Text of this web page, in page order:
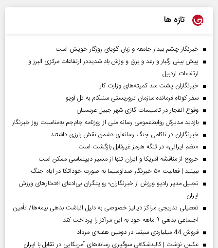
تازه ها
خبرنگار چشم بیدار جامعه و زبان گویای روزگار خویش است
پیش بینی رگبار و رعد و برق و وزش باد شدیددر ارتفاعات مرکزی البرز و
ارتفاعات اردبیل
خبرنگاران پشت سد کمیته‌های وزارت کار
سفر کوتاه فرمانده سازمان تروریستی سنتکام به تل آویو
وقوع انفجار در تاسیسات گازی شهر جبیل عربستان
بازدید مدیرکل روابط‌عمومی رسانه ملی از روزنامه جام‌جم به‌مناسبت روز خبرنگار
خبرنگاران در ناکامی جنگ رسانه‌ای دشمن نقش بارزی داشتند
«نظم ایرانی» در تنگه هرمز غیرقابل بازگشت است
خروج از مناقشه آمریکا و ایران تنها از مسیر دیپلماسی ممکن است
ببینید | فعالیت ۵۰ خبرنگار صداوسیما به صورت خوداتکا در ایام جنگ
تجلیل مدیر رادیو ورزش از خبرنگاران؛ روایتگران بی‌ادعای افتخارهای ورزش
ایران
تعطیلی تدریجی مراکز دیالیز خصوصی به دلیل انباشت بدهی بیمه‌ها/ تأمین
اجتماعی بدهی ۹ ماهه خود به این مراکز را پرداخت کند
فروش 44 میلیاردی سینما در دومین هفته‌ی مرداد
عکس نوشت | کالبدشکافی سوگیری رسانه‌های آمریکایی در تقابل با ایران